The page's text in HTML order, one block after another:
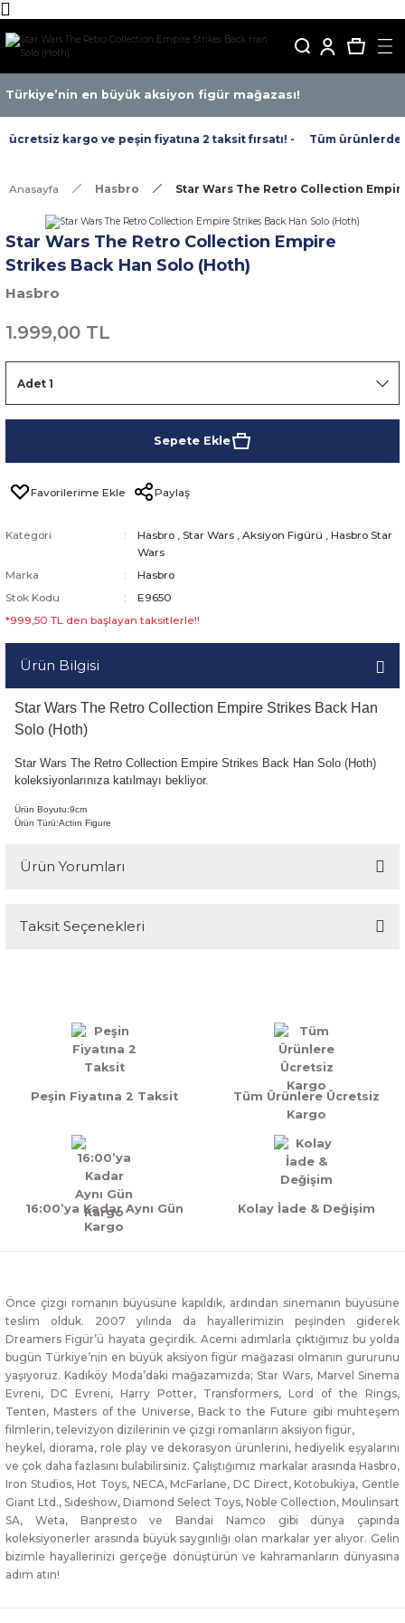
Türkiye’nin en büyük aksiyon figür mağazası!
kargo ve peşin fiyatına 2 taksit fırsatı! - Tüm ürünlerde
Anasayfa Hasbro Star Wars The Retro Collection
Star Wars The Retro Collection Empire
Strikes Back Han Solo (Hoth)
Hasbro
1.999,00 TL
Sepete Ekle
Paylaş
Kategori Hasbro , Star Wars , Aksiyon Figürü , Hasbro Star
Wars
Marka
Hasbro
Stok Kodu
E9650
*999,50 TL den başlayan taksitlerle!!
Ürün Bilgisi
Star Wars The Retro Collection Empire Strikes Back Han
Solo (Hoth)
Star Wars The Retro Collection Empire Strikes Back Han Solo (Hoth)
koleksiyonlarınıza katılmayı bekliyor.
Ürün Boyutu:9cm
Ürün Türü:Actiın Figure
Ürün Yorumları
Bu ürüne ilk yorumu siz yapın!
Taksit Seçenekleri
Peşin Fiyatına 2 Taksit
Tüm Ürünlere Ücretsiz
Kargo
16:00’ya Kadar Aynı Gün
Kargo
Kolay İade & Değişim
Önce çizgi romanın büyüsüne kapıldık, ardından sinemanın büyüsüne
teslim olduk. 2007 yılında da hayallerimizin peşinden giderek
Dreamers Figür’ü hayata geçirdik. Acemi adımlarla çıktığımız bu yolda
bugün Türkiye’nin en büyük aksiyon figür mağazası olmanın gururunu
yaşıyoruz. Kadıköy Moda’daki mağazamızda; Star Wars, Marvel Sinema
Evreni, DC Evreni, Harry Potter, Transformers, Lord of the Rings,
Tenten, Masters of the Universe, Back to the Future gibi muhteşem
filmlerin, televizyon dizilerinin ve çizgi romanların aksiyon figür,
heykel, diorama, role play ve dekorasyon ürünlerini, hediyelik eşyalarını
ve çok daha fazlasını bulabilirsiniz. Çalıştığımız markalar arasında Hasbro,
Iron Studios, Hot Toys, NECA, McFarlane, DC Direct, Kotobukiya, Gentle
Giant Ltd., Sideshow, Diamond Select Toys, Noble Collection, Moulinsart
SA, Weta, Banpresto ve Bandai Namco gibi dünya çapında
koleksiyonerler arasında büyük saygınlığı olan markalar yer alıyor. Gelin
bizimle hayallerinizi gerçeğe dönüştürün ve kahramanların dünyasına
adım atın!